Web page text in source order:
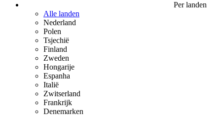
Per landen
Alle landen
Nederland
Polen
Tsjechië
Finland
Zweden
Hongarije
Espanha
Italië
Zwitserland
Frankrijk
Denemarken